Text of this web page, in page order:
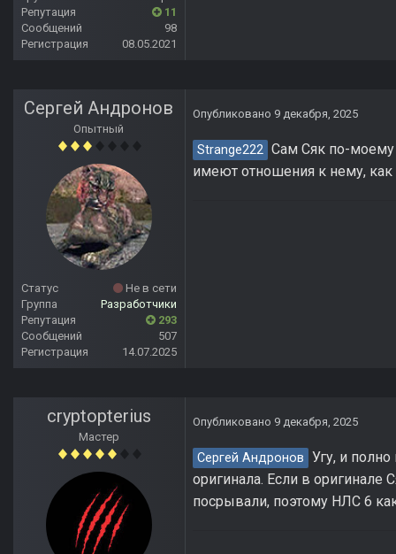
Репутация
11
Сообщений
98
Регистрация
08.05.2021
Сергей Андронов
Опытный
Статус
Не в сети
Группа
Разработчики
Репутация
293
Сообщений
507
Регистрация
14.07.2025
Опубликовано 9 декабря, 2025
Strange222 Сам Сяк по-моему
имеют отношения к нему, как
cryptopterius
Мастер
Опубликовано 9 декабря, 2025
Сергей Андронов Угу, и
оригинала. Если в оригинале
посрывали, поэтому НЛС 6